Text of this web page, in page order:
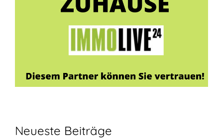
Neueste Beiträge